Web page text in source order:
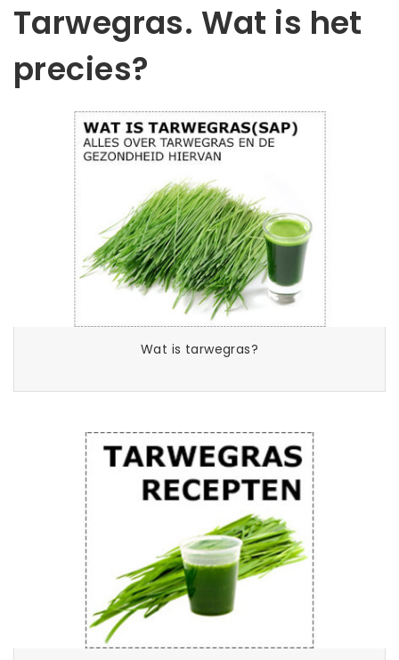
Tarwegras. Wat is het
precies?
Wat is tarwegras?